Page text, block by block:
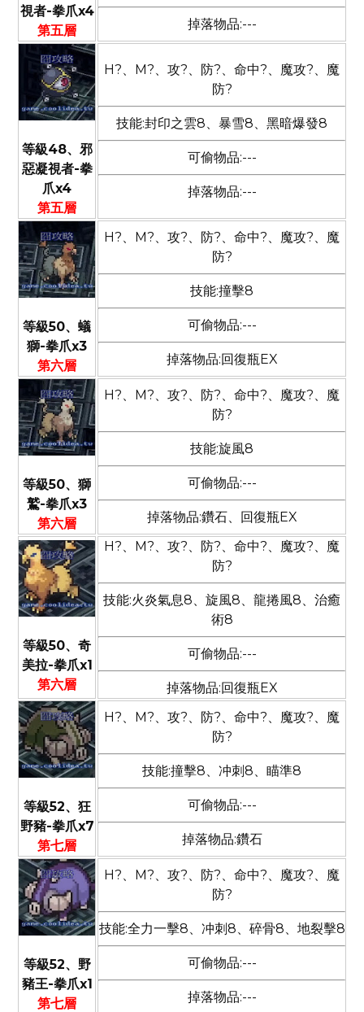
視者-拳爪x4
第五層
掉落物品:---
等級48、邪
惡凝視者-拳
爪x4
第五層
H?、M?、攻?、防?、命中?、魔攻?、魔
防?
技能:封印之雲8、暴雪8、黑暗爆發8
可偷物品:---
掉落物品:---
等級50、蟻
獅-拳爪x3
第六層
H?、M?、攻?、防?、命中?、魔攻?、魔
防?
技能:撞擊8
可偷物品:---
掉落物品:回復瓶EX
等級50、獅
鷲-拳爪x3
第六層
H?、M?、攻?、防?、命中?、魔攻?、魔
防?
技能:旋風8
可偷物品:---
掉落物品:鑽石、回復瓶EX
等級50、奇
美拉-拳爪x1
第六層
H?、M?、攻?、防?、命中?、魔攻?、魔
防?
技能:火炎氣息8、旋風8、龍捲風8、治癒
術8
可偷物品:---
掉落物品:回復瓶EX
等級52、狂
野豬-拳爪x7
第七層
H?、M?、攻?、防?、命中?、魔攻?、魔
防?
技能:撞擊8、冲刺8、瞄準8
可偷物品:---
掉落物品:鑽石
等級52、野
豬王-拳爪x1
第七層
H?、M?、攻?、防?、命中?、魔攻?、魔
防?
技能:全力一擊8、冲刺8、碎骨8、地裂擊8
可偷物品:---
掉落物品:---